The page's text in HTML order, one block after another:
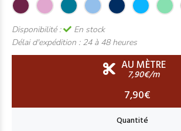
Disponibilité :
En stock
Délai d'expédition : 24 à 48 heures
AU MÈTRE
7,90€/m
7,90€